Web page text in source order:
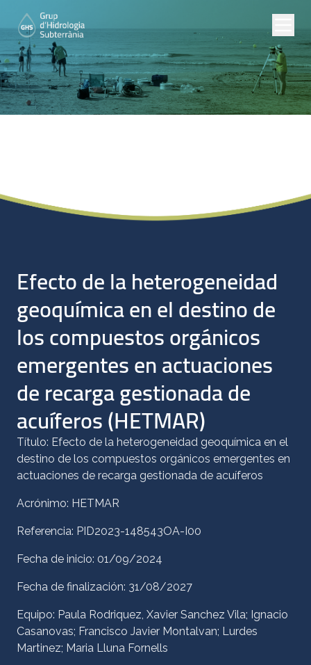
Efecto de la heterogeneidad
geoquímica en el destino de
los compuestos orgánicos
emergentes en actuaciones
de recarga gestionada de
acuíferos (HETMAR)
Título: Efecto de la heterogeneidad geoquímica en el
destino de los compuestos orgánicos emergentes en
actuaciones de recarga gestionada de acuíferos
Acrónimo: HETMAR
Referencia: PID2023-148543OA-I00
Fecha de inicio: 01/09/2024
Fecha de finalización: 31/08/2027
Equipo: Paula Rodriquez, Xavier Sanchez Vila; Ignacio
Casanovas; Francisco Javier Montalvan; Lurdes
Martinez; Maria Lluna Fornells